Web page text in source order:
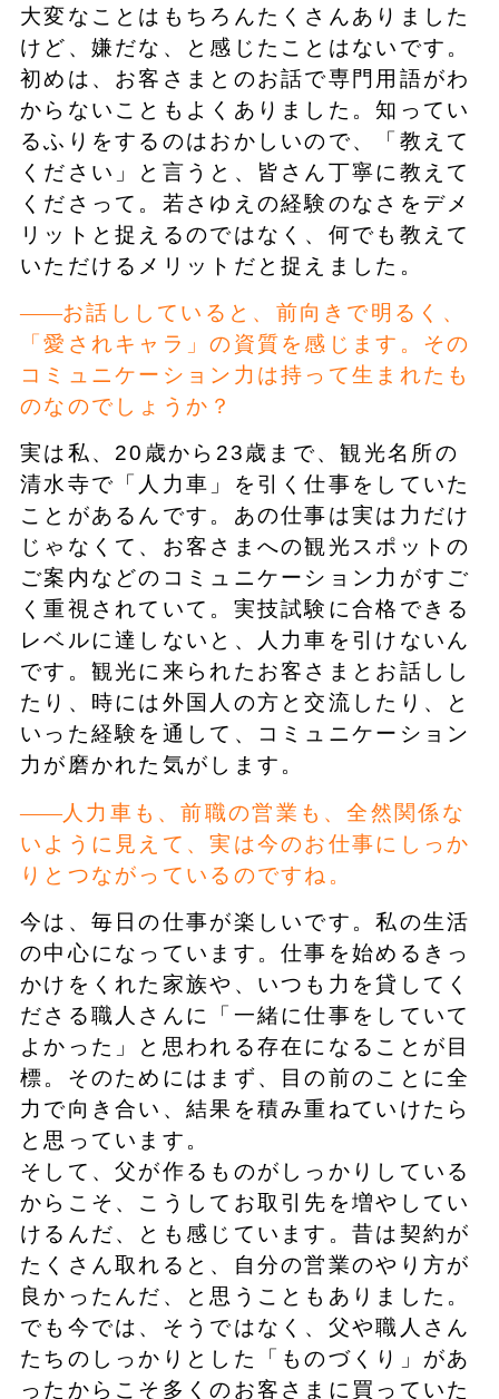
大変なことはもちろんたくさんありました
けど、嫌だな、と感じたことはないです。
初めは、お客さまとのお話で専門用語がわ
からないこともよくありました。知ってい
るふりをするのはおかしいので、「教えて
ください」と言うと、皆さん丁寧に教えて
くださって。若さゆえの経験のなさをデメ
リットと捉えるのではなく、何でも教えて
いただけるメリットだと捉えました。
お話ししていると、前向きで明るく、
「愛されキャラ」の資質を感じます。その
コミュニケーション力は持って生まれたも
のなのでしょうか？
実は私、20歳から23歳まで、観光名所の
清水寺で「人力車」を引く仕事をしていた
ことがあるんです。あの仕事は実は力だけ
じゃなくて、お客さまへの観光スポットの
ご案内などのコミュニケーション力がすご
く重視されていて。実技試験に合格できる
レベルに達しないと、人力車を引けないん
です。観光に来られたお客さまとお話しし
たり、時には外国人の方と交流したり、と
いった経験を通して、コミュニケーション
力が磨かれた気がします。
人力車も、前職の営業も、全然関係な
いように見えて、実は今のお仕事にしっか
りとつながっているのですね。
今は、毎日の仕事が楽しいです。私の生活
の中心になっています。仕事を始めるきっ
かけをくれた家族や、いつも力を貸してく
ださる職人さんに「一緒に仕事をしていて
よかった」と思われる存在になることが目
標。そのためにはまず、目の前のことに全
力で向き合い、結果を積み重ねていけたら
と思っています。
そして、父が作るものがしっかりしている
からこそ、こうしてお取引先を増やしてい
けるんだ、とも感じています。昔は契約が
たくさん取れると、自分の営業のやり方が
良かったんだ、と思うこともありました。
でも今では、そうではなく、父や職人さん
たちのしっかりとした「ものづくり」があ
ったからこそ多くのお客さまに買っていた